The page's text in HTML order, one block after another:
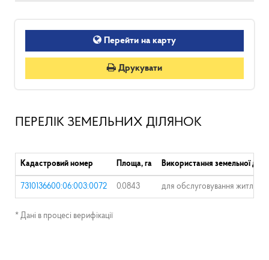
Перейти на карту
Друкувати
ПЕРЕЛІК ЗЕМЕЛЬНИХ ДІЛЯНОК
Кадастровий номер Площа, га Використання земельної
7310136600:06:003:0072 0.0843 для обслуговування
* Дані в процесі верифікації